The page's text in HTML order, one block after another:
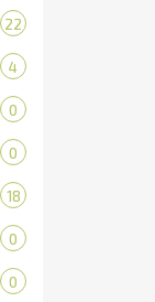
22
4
0
0
18
0
0